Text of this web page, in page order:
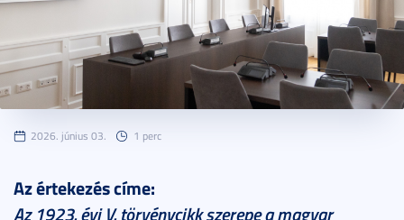
2026. június 03. 1 perc
Az értekezés címe:
Az 1923. évi V. törvénycikk szerepe a magyar